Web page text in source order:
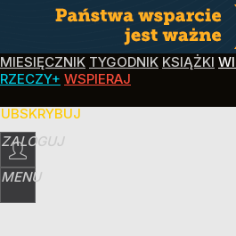
MIESIĘCZNIK TYGODNIK KSIĄŻKI
RZECZY+ WSPIERAJ
ZALOGUJ
MENU